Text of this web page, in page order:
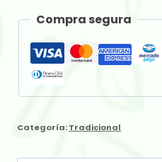
Arpillera
500
gr
Compra segura
Categoría:Tradicional